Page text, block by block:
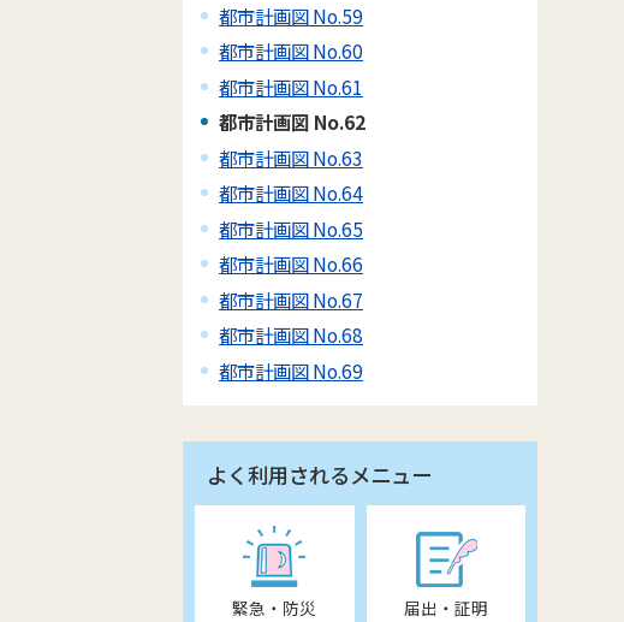
都市計画図 No.59
都市計画図 No.60
都市計画図 No.61
都市計画図 No.62
都市計画図 No.63
都市計画図 No.64
都市計画図 No.65
都市計画図 No.66
都市計画図 No.67
都市計画図 No.68
都市計画図 No.69
よく利用されるメニュー
緊急・防災 届出・証明